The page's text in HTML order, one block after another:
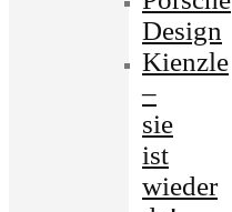
Design
Kienzle
–
sie
ist
wieder